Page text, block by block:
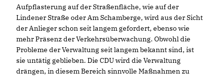
Aufpflasterung auf der Straßenfläche, wie auf der
Lindener Straße oder Am Schamberge, wird aus der Sicht
der Anlieger schon seit langem gefordert, ebenso wie
mehr Präsenz der Verkehrsüberwachung. Obwohl die
Probleme der Verwaltung seit langem bekannt sind, ist
sie untätig geblieben. Die CDU wird die Verwaltung
drängen, in diesem Bereich sinnvolle Maßnahmen zu